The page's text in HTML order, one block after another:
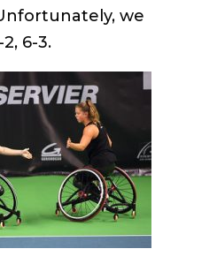
we
6-3.